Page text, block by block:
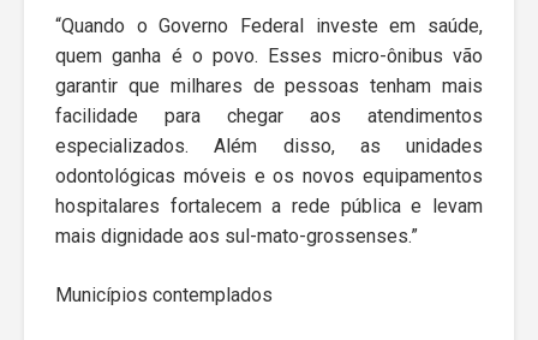
“Quando o Governo Federal investe em saúde,
quem ganha é o povo. Esses micro-ônibus vão
garantir que milhares de pessoas tenham mais
facilidade para chegar aos atendimentos
especializados. Além disso, as unidades
odontológicas móveis e os novos equipamentos
hospitalares fortalecem a rede pública e levam
mais dignidade aos sul-mato-grossenses.”
Municípios contemplados